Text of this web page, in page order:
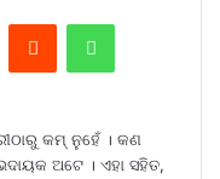
Reddit WhatsApp
କମ୍ ନୁହେଁ । କଣ
ଅଟେ । ଏହା ସହିତ,